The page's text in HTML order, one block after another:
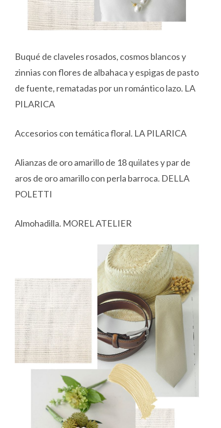
Buqué de claveles rosados, cosmos blancos y
zinnias con flores de albahaca y espigas de pasto
de fuente, rematadas por un romántico lazo. LA
PILARICA
Accesorios con temática floral. LA PILARICA
Alianzas de oro amarillo de 18 quilates y par de
aros de oro amarillo con perla barroca. DELLA
POLETTI
Almohadilla. MOREL ATELIER